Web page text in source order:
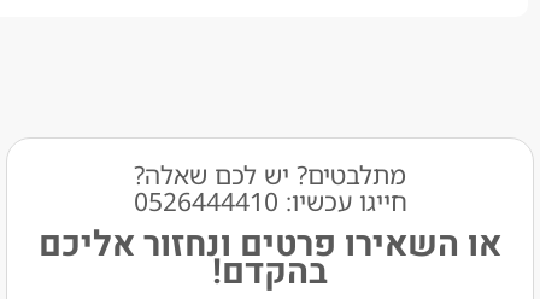
מתלבטים? יש לכם שאלה?
חייגו עכשיו: 0526444410​
פרטים ונחזור אליכם
בהקדם!